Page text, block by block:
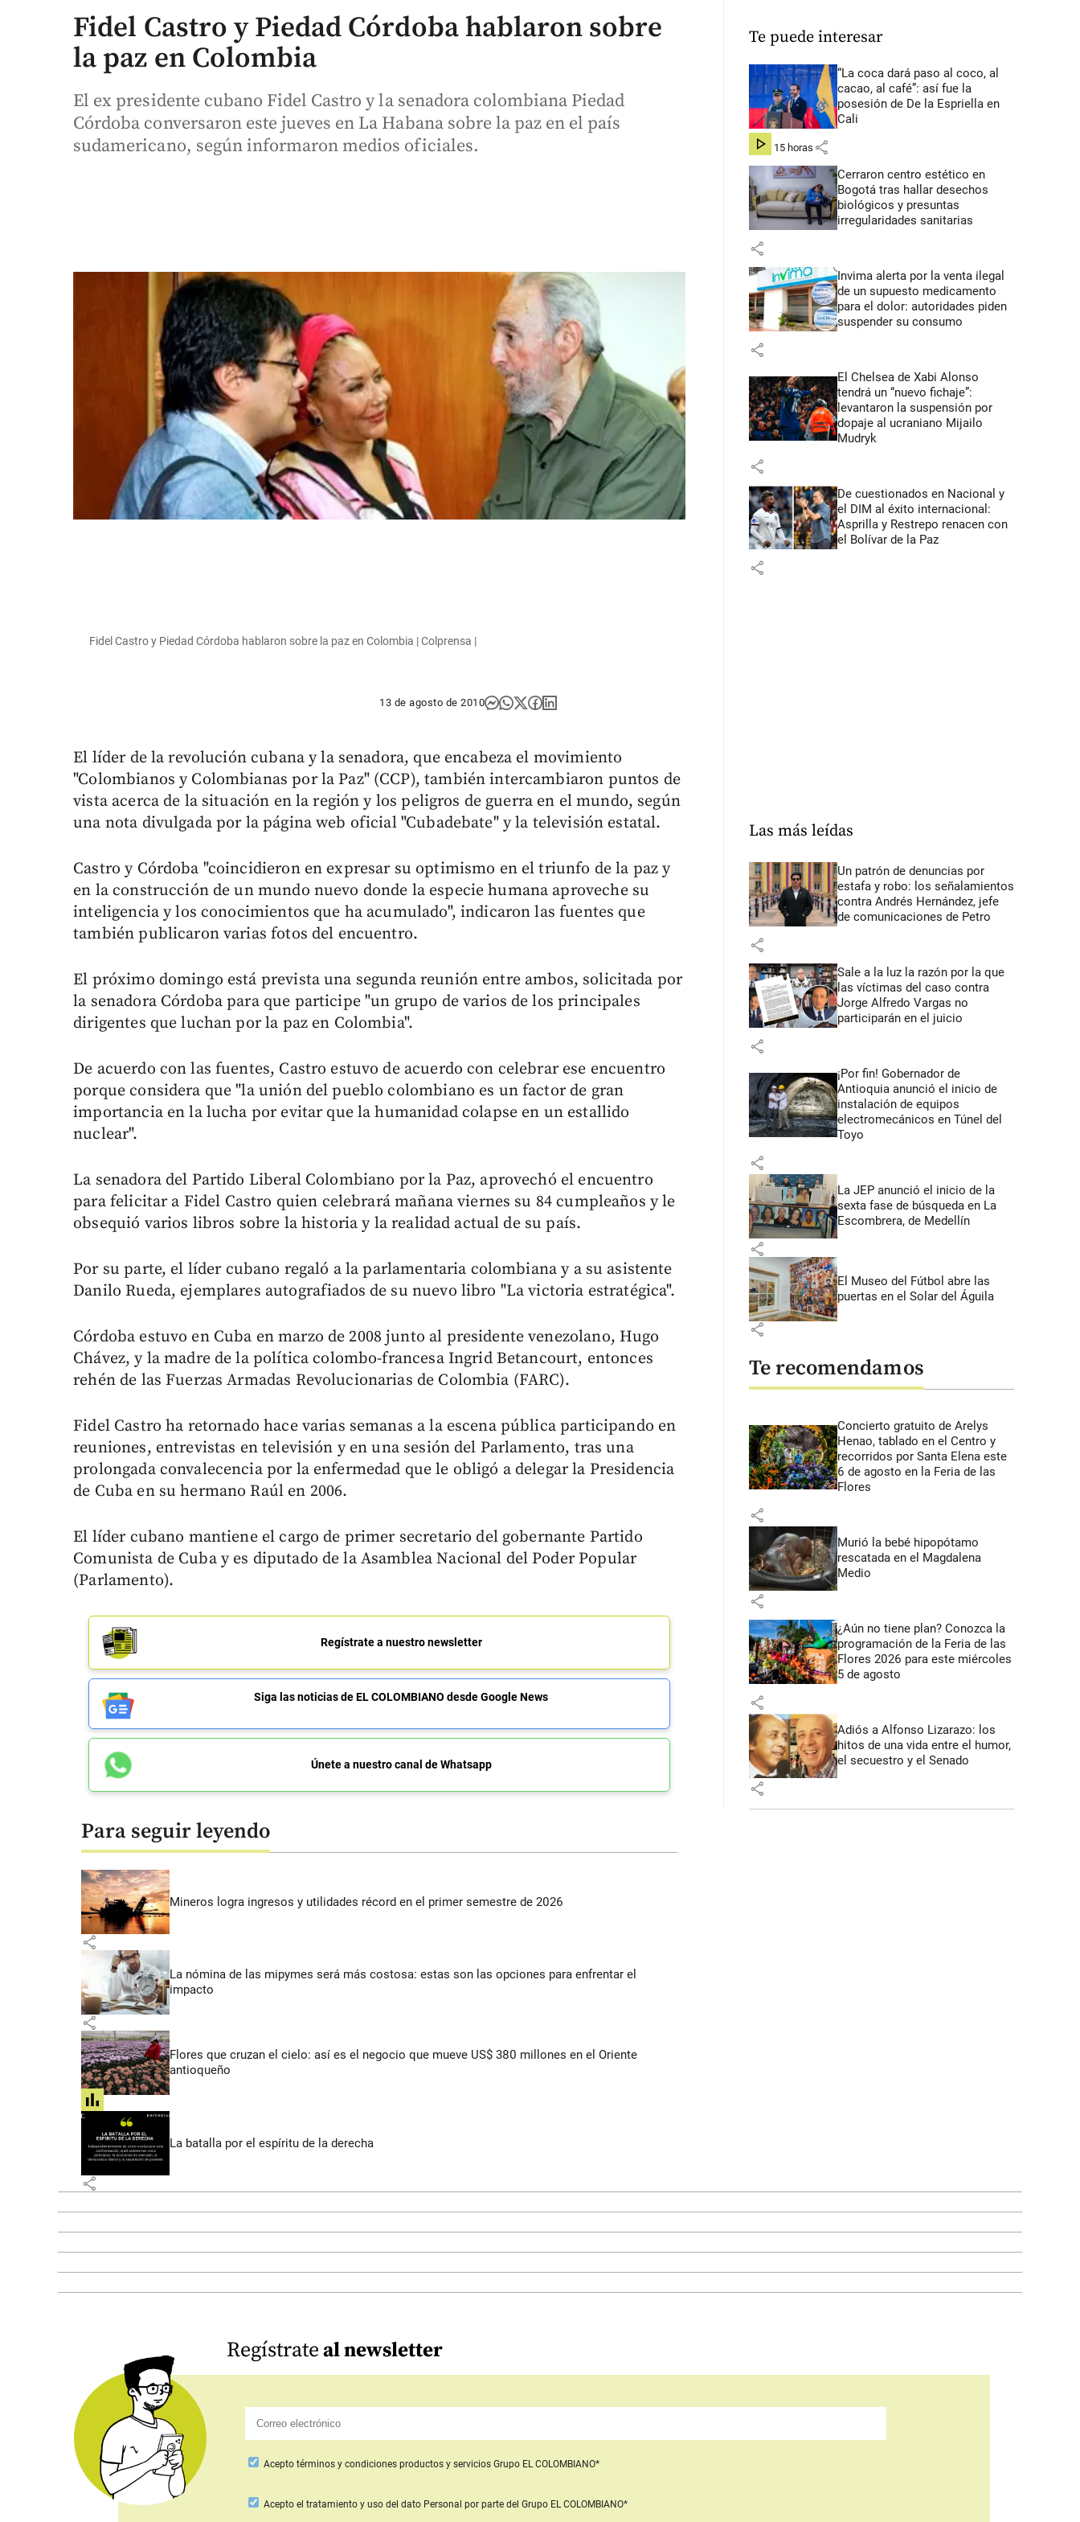
Fidel Castro y Piedad Córdoba hablaron sobre
la paz en Colombia
El ex presidente cubano Fidel Castro y la senadora colombiana Piedad
Córdoba conversaron este jueves en La Habana sobre la paz en el país
sudamericano, según informaron medios oficiales.
Fidel Castro y Piedad Córdoba hablaron sobre la paz en Colombia | Colprensa |
13 de agosto de 2010
El líder de la revolución cubana y la senadora, que encabeza el movimiento
"Colombianos y Colombianas por la Paz" (CCP), también intercambiaron puntos de
vista acerca de la situación en la región y los peligros de guerra en el mundo, según
una nota divulgada por la página web oficial "Cubadebate" y la televisión estatal.
Castro y Córdoba "coincidieron en expresar su optimismo en el triunfo de la paz y
en la construcción de un mundo nuevo donde la especie humana aproveche su
inteligencia y los conocimientos que ha acumulado", indicaron las fuentes que
también publicaron varias fotos del encuentro.
El próximo domingo está prevista una segunda reunión entre ambos, solicitada por
la senadora Córdoba para que participe "un grupo de varios de los principales
dirigentes que luchan por la paz en Colombia".
De acuerdo con las fuentes, Castro estuvo de acuerdo con celebrar ese encuentro
porque considera que "la unión del pueblo colombiano es un factor de gran
importancia en la lucha por evitar que la humanidad colapse en un estallido
nuclear".
La senadora del Partido Liberal Colombiano por la Paz, aprovechó el encuentro
para felicitar a Fidel Castro quien celebrará mañana viernes su 84 cumpleaños y le
obsequió varios libros sobre la historia y la realidad actual de su país.
Por su parte, el líder cubano regaló a la parlamentaria colombiana y a su asistente
Danilo Rueda, ejemplares autografiados de su nuevo libro "La victoria estratégica".
Córdoba estuvo en Cuba en marzo de 2008 junto al presidente venezolano, Hugo
Chávez, y la madre de la política colombo-francesa Ingrid Betancourt, entonces
rehén de las Fuerzas Armadas Revolucionarias de Colombia (FARC).
Fidel Castro ha retornado hace varias semanas a la escena pública participando en
reuniones, entrevistas en televisión y en una sesión del Parlamento, tras una
prolongada convalecencia por la enfermedad que le obligó a delegar la Presidencia
de Cuba en su hermano Raúl en 2006.
El líder cubano mantiene el cargo de primer secretario del gobernante Partido
Comunista de Cuba y es diputado de la Asamblea Nacional del Poder Popular
(Parlamento).
Regístrate a nuestro newsletter
Siga las noticias de EL COLOMBIANO desde Google News
Únete a nuestro canal de Whatsapp
Para seguir leyendo
Mineros logra ingresos y utilidades récord en el primer semestre de 2026
share
La nómina de las mipymes será más costosa: estas son las opciones para enfrentar el
impacto
share
Flores que cruzan el cielo: así es el negocio que mueve US$ 380 millones en el Oriente
antioqueño
share
La batalla por el espíritu de la derecha
share
Te puede interesar
“La coca dará paso al coco, al
cacao, al café”: así fue la
posesión de De la Espriella en
Cali
hace 15 horas share
Cerraron centro estético en
Bogotá tras hallar desechos
biológicos y presuntas
irregularidades sanitarias
share
Invima alerta por la venta ilegal
de un supuesto medicamento
para el dolor: autoridades piden
suspender su consumo
share
El Chelsea de Xabi Alonso
tendrá un “nuevo fichaje”:
levantaron la suspensión por
dopaje al ucraniano Mijailo
Mudryk
share
De cuestionados en Nacional y
el DIM al éxito internacional:
Asprilla y Restrepo renacen con
el Bolívar de la Paz
share
Las más leídas
Un patrón de denuncias por
estafa y robo: los señalamientos
contra Andrés Hernández, jefe
de comunicaciones de Petro
share
Sale a la luz la razón por la que
las víctimas del caso contra
Jorge Alfredo Vargas no
participarán en el juicio
share
¡Por fin! Gobernador de
Antioquia anunció el inicio de
instalación de equipos
electromecánicos en Túnel del
Toyo
share
La JEP anunció el inicio de la
sexta fase de búsqueda en La
Escombrera, de Medellín
share
El Museo del Fútbol abre las
puertas en el Solar del Águila
share
Te recomendamos
Concierto gratuito de Arelys
Henao, tablado en el Centro y
recorridos por Santa Elena este
6 de agosto en la Feria de las
Flores
share
Murió la bebé hipopótamo
rescatada en el Magdalena
Medio
share
¿Aún no tiene plan? Conozca la
programación de la Feria de las
Flores 2026 para este miércoles
5 de agosto
share
Adiós a Alfonso Lizarazo: los
hitos de una vida entre el humor,
el secuestro y el Senado
share
Regístrateal newsletter
Acepto términos y condiciones productos y servicios Grupo EL COLOMBIANO*
Aceptoel tratamiento y uso del dato Personal por parte del Grupo EL COLOMBIANO*